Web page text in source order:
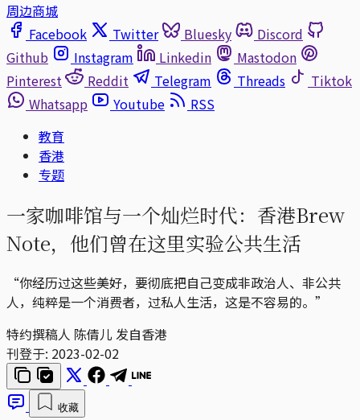
周边商城
Facebook
Twitter Bluesky
Discord
Github
Instagram Linkedin
Mastodon
Pinterest
Reddit Telegram Threads
Tiktok
Whatsapp
Youtube
RSS
教育
香港
专题
一家咖啡馆与一个灿烂时代：香港Brew
Note，他们曾在这里实验公共生活
“你经历过这些美好，要彻底把自己变成非政治人、非公共
人，纯粹是一个消费者，过私人生活，这是不容易的。”
特约撰稿人 陈倩儿 发自香港
刊登于: 2023-02-02
收藏